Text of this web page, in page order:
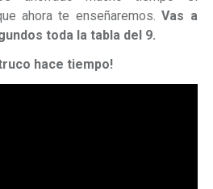
ahora te enseñaremos.Vas a
toda la tabla del 9.
hace tiempo!